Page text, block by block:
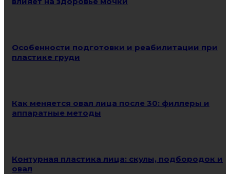
Особенности подготовки и реабилитации при
пластике груди
Как меняется овал лица после 30: филлеры и
аппаратные методы
Контурная пластика лица: скулы, подбородок и
овал